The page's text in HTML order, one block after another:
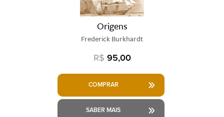
Origens
Frederick Burkhardt
R$ 95,00
COMPRAR
SABER MAIS